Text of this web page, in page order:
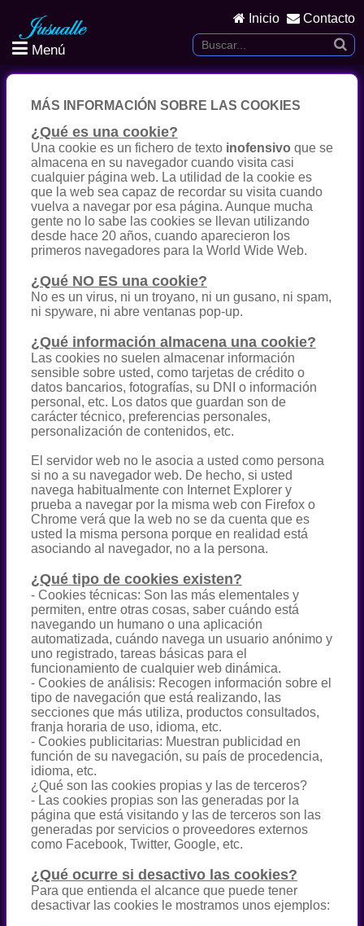
Menú
Inicio Contacto
MÁS INFORMACIÓN SOBRE LAS COOKIES
¿Qué es una cookie?
Una cookie es un fichero de texto inofensivo que se
almacena en su navegador cuando visita casi
cualquier página web. La utilidad de la cookie es
que la web sea capaz de recordar su visita cuando
vuelva a navegar por esa página. Aunque mucha
gente no lo sabe las cookies se llevan utilizando
desde hace 20 años, cuando aparecieron los
primeros navegadores para la World Wide Web.
¿Qué NO ES una cookie?
No es un virus, ni un troyano, ni un gusano, ni spam,
ni spyware, ni abre ventanas pop-up.
¿Qué información almacena una cookie?
Las cookies no suelen almacenar información
sensible sobre usted, como tarjetas de crédito o
datos bancarios, fotografías, su DNI o información
personal, etc. Los datos que guardan son de
carácter técnico, preferencias personales,
personalización de contenidos, etc.
El servidor web no le asocia a usted como persona
si no a su navegador web. De hecho, si usted
navega habitualmente con Internet Explorer y
prueba a navegar por la misma web con Firefox o
Chrome verá que la web no se da cuenta que es
usted la misma persona porque en realidad está
asociando al navegador, no a la persona.
¿Qué tipo de cookies existen?
- Cookies técnicas: Son las más elementales y
permiten, entre otras cosas, saber cuándo está
navegando un humano o una aplicación
automatizada, cuándo navega un usuario anónimo y
uno registrado, tareas básicas para el
funcionamiento de cualquier web dinámica.
- Cookies de análisis: Recogen información sobre el
tipo de navegación que está realizando, las
secciones que más utiliza, productos consultados,
franja horaria de uso, idioma, etc.
- Cookies publicitarias: Muestran publicidad en
función de su navegación, su país de procedencia,
idioma, etc.
¿Qué son las cookies propias y las de terceros?
- Las cookies propias son las generadas por la
página que está visitando y las de terceros son las
generadas por servicios o proveedores externos
como Facebook, Twitter, Google, etc.
¿Qué ocurre si desactivo las cookies?
Para que entienda el alcance que puede tener
desactivar las cookies le mostramos unos ejemplos: